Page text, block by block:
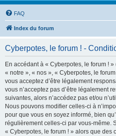
FAQ
Index du forum
Cyberpotes, le forum ! -
En accédant à « Cyberpotes, le forum !
« notre », « nos », « Cyberpotes, le
vous acceptez d’être légalement
vous n’acceptez pas d’être légalement
suivantes, alors n’accédez pas et/ou
Nous pouvons modifier celles-ci à
pour que vous en soyez informé, bien
régulièrement celles-ci par vous-même.
« Cyberpotes, le forum ! » alors que des